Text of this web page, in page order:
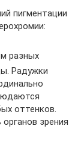
пигментации
разных
Радужки
оттенков.
зрения